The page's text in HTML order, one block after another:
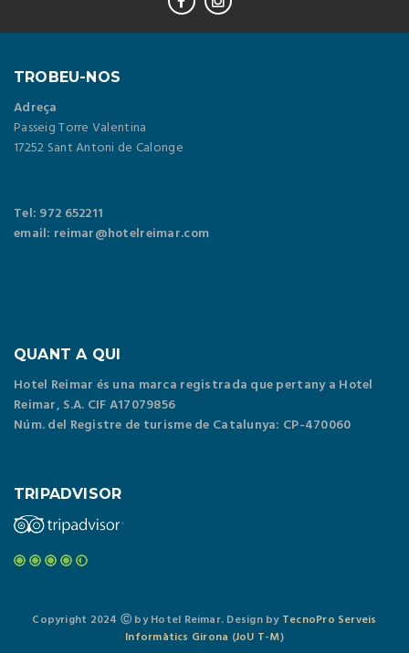
TROBEU-NOS
Adreça
Passeig Torre Valentina
17252 Sant Antoni de Calonge
Tel: 972 652211
email: reimar@hotelreimar.com
QUANT A QUI
Hotel Reimar és una marca registrada que pertany a Hotel
Reimar, S.A. CIF A17079856
Núm. del Registre de turisme de Catalunya: CP-470060
TRIPADVISOR
Copyright 2024 Ⓒ by Hotel Reimar. Design by TecnoPro Serveis
Informàtics Girona (JoU T-M)